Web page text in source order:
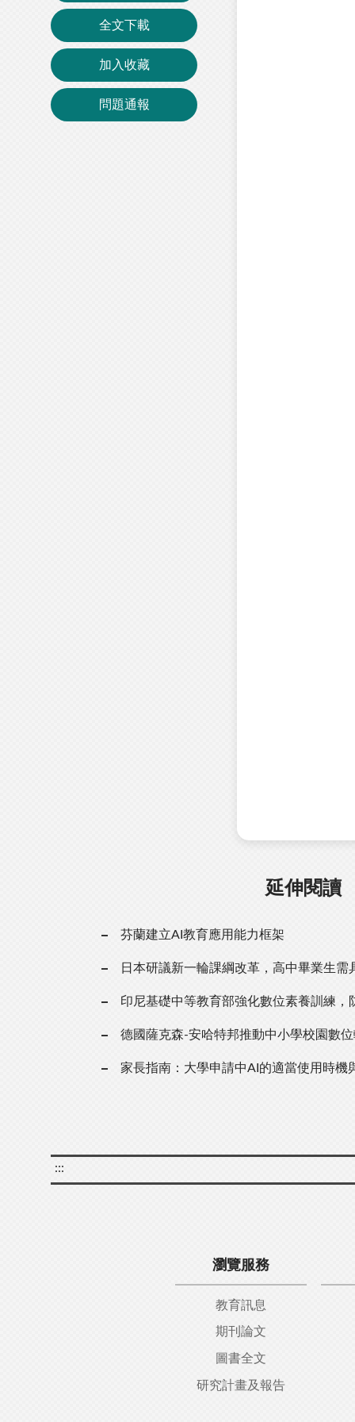
全文下載
加入收藏
問題通報
延伸閱讀
芬蘭建立AI教育應用能力框架
日本研議新一輪課綱改革，高中畢業生需
印尼基礎中等教育部強化數位素養訓練，
德國薩克森-安哈特邦推動中小學校園數
家長指南：大學申請中AI的適當使用時機
:::
瀏覽服務
教育訊息
期刊論文
圖書全文
研究計畫及報告